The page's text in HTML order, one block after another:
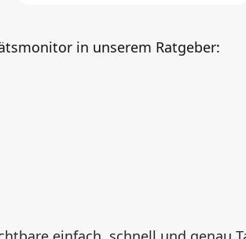
in unserem Ratgeber: